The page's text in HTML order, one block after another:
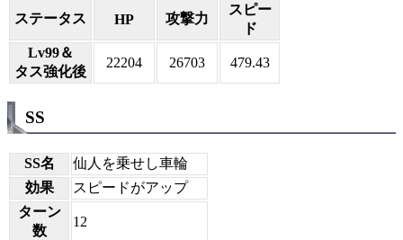
ステータス HP 攻撃力
スピー
ド
Lv99＆
タス強化後
22204 26703 479.43
SS
SS名
仙人を乗せし車輪
効果
スピードがアップ
ターン
数
12